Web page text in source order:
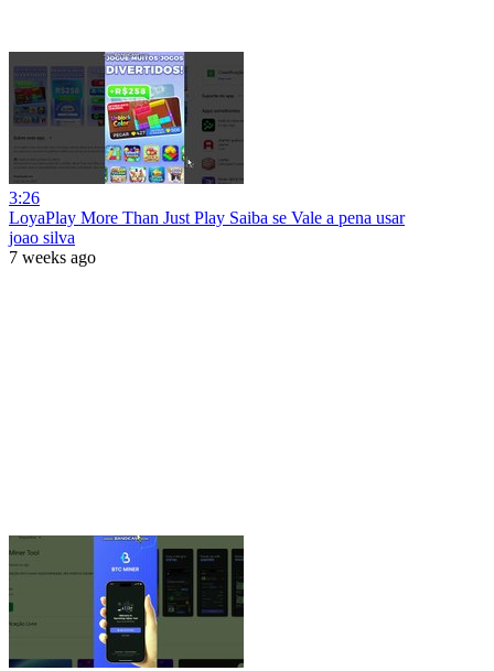
3:26
LoyaPlay More Than Just Play Saiba se Vale a pena usar
joao silva
7 weeks ago